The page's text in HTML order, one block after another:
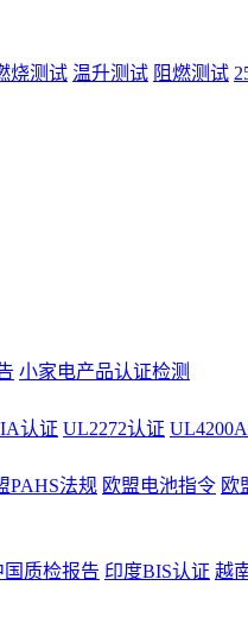
烧测试 温升测试 阻燃测试
小家电产品认证检测
认证 UL2272认证
PAHS法规 欧盟电池指令 欧
国质检报告 印度BIS认证 越